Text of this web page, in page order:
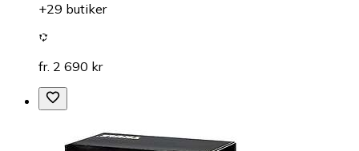
+29 butiker
fr. 2 690 kr